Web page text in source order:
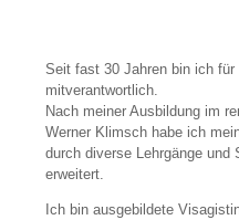
Seit fast 30 Jahren bin ich
mitverantwortlich.
Nach meiner Ausbildung im
Werner Klimsch habe ich
durch diverse Lehrgänge und
erweitert.
Ich bin ausgebildete